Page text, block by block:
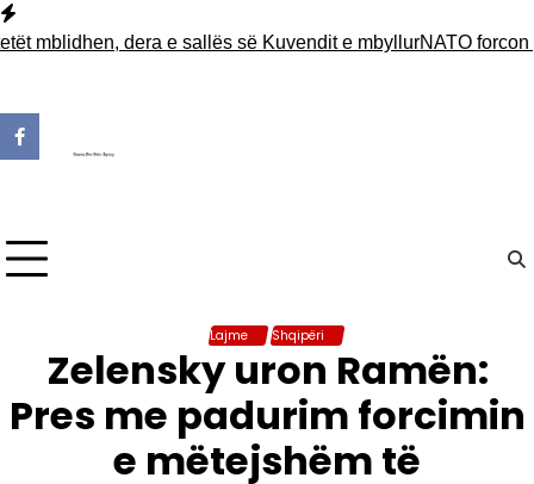
Skip
to
dera e sallës së Kuvendit e mbyllurNATO forcon
Lajme Shqipëri
Zelensky uron Ramën:
Pres me padurim forcimin
e mëtejshëm të